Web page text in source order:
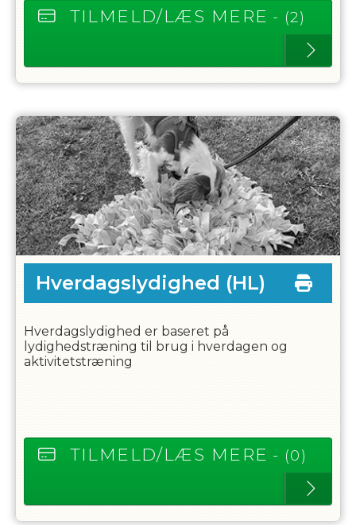
TILMELD/LÆS MERE - (2)
Hverdagslydighed (HL)
Hverdagslydighed er baseret på
lydighedstræning til brug i hverdagen og
aktivitetstræning
TILMELD/LÆS MERE - (0)